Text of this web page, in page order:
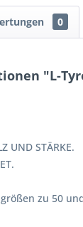
0
"L-
UND STÄRKE.
zu 50